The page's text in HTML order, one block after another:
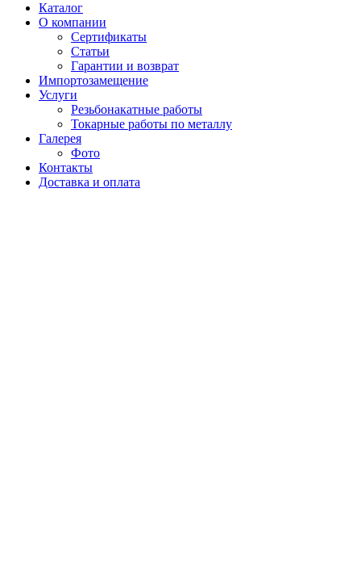
Каталог
О компании
Сертификаты
Статьи
Гарантии и возврат
Импортозамещение
Услуги
Резьбонакатные работы
Токарные работы по металлу
Галерея
Фото
Контакты
Доставка и оплата